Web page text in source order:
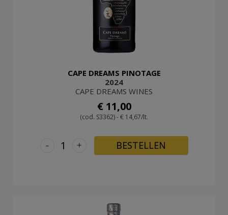
CAPE DREAMS PINOTAGE
2024
CAPE DREAMS WINES
€ 11,00
(cod. S3362) - € 14,67/lt.
+
- BESTELLEN